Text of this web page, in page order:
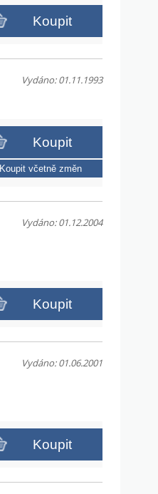
Koupit
Vydáno: 01.11.1993
Koupit
Koupit včetně změn
Vydáno: 01.12.2004
Koupit
Vydáno: 01.06.2001
Koupit